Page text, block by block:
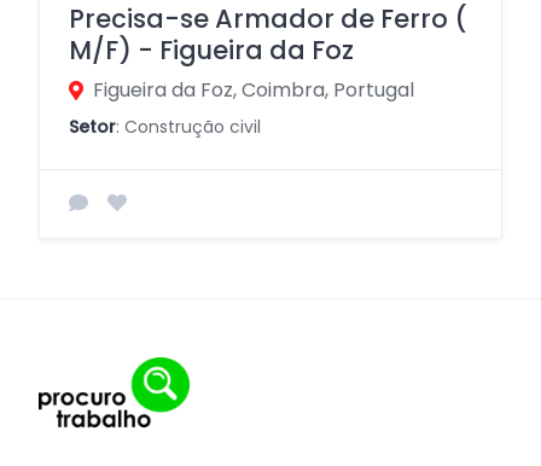
Precisa-se Armador de Ferro (
M/F) - Figueira da Foz
Figueira da Foz, Coimbra, Portugal
Setor: Construção civil